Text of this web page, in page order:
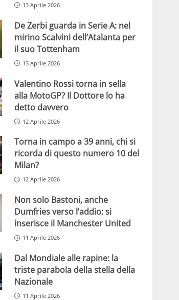
13 Aprile 2026
De Zerbi guarda in Serie A: nel
mirino Scalvini dell’Atalanta per
il suo Tottenham
13 Aprile 2026
Valentino Rossi torna in sella
alla MotoGP? Il Dottore lo ha
detto davvero
12 Aprile 2026
Torna in campo a 39 anni, chi si
ricorda di questo numero 10 del
Milan?
12 Aprile 2026
Non solo Bastoni, anche
Dumfries verso l’addio: si
inserisce il Manchester United
11 Aprile 2026
Dal Mondiale alle rapine: la
triste parabola della stella della
Nazionale
11 Aprile 2026